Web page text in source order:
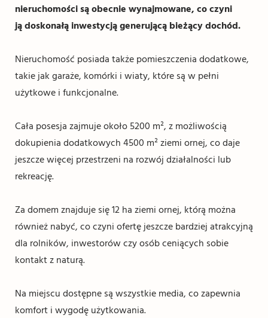
nieruchomości są obecnie wynajmowane, co czyni
ją doskonałą inwestycją generującą bieżący dochód.
Nieruchomość posiada także pomieszczenia dodatkowe,
takie jak garaże, komórki i wiaty, które są w pełni
użytkowe i funkcjonalne.
Cała posesja zajmuje około 5200 m², z możliwością
dokupienia dodatkowych 4500 m² ziemi ornej, co daje
jeszcze więcej przestrzeni na rozwój działalności lub
rekreację.
Za domem znajduje się 12 ha ziemi ornej, którą można
również nabyć, co czyni ofertę jeszcze bardziej atrakcyjną
dla rolników, inwestorów czy osób ceniących sobie
kontakt z naturą.
Na miejscu dostępne są wszystkie media, co zapewnia
komfort i wygodę użytkowania.